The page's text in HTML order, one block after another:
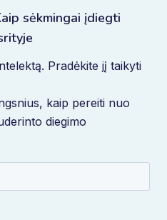
sėkmingai įdiegti
Pradėkite jį taikyti
kaip pereiti nuo
diegimo